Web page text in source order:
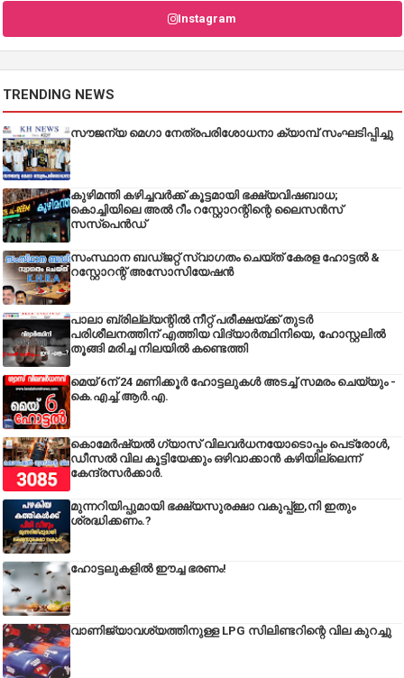
Instagram
TRENDING NEWS
സൗജന്യ മെഗാ നേത്രപരിശോധനാ ക്യാമ്പ് സംഘടിപ്പിച്ചു
കുഴിമന്തി കഴിച്ചവർക്ക് കൂട്ടമായി ഭക്ഷ്യവിഷബാധ;
കൊച്ചിയിലെ അൽ റീം റസ്റ്റോറന്റിന്റെ ലൈസൻസ്
സസ്പെൻഡ്
സംസ്ഥാന ബഡ്‌ജറ്റ് സ്വാഗതം ചെയ്ത് കേരള ഹോട്ടൽ &
റസ്റ്റോറന്റ് അസോസിയേഷൻ
പാലാ ബ്രില്ല്യന്റിൽ നീറ്റ് പരീക്ഷയ്ക്ക് തുടർ
പരിശീലനത്തിന് എത്തിയ വിദ്യാർത്ഥിനിയെ, ഹോസ്റ്റലിൽ
തൂങ്ങി മരിച്ച നിലയിൽ കണ്ടെത്തി
മെയ് 6ന് 24 മണിക്കൂർ ഹോട്ടലുകൾ അടച്ച് സമരം ചെയ്യും -
കെ.എച്ച്.ആർ.എ.
കൊമേർഷ്യൽ ഗ്യാസ് വിലവർധനയോടൊപ്പം പെട്രോൾ,
ഡീസല്‍ വില കൂട്ടിയേക്കും ഒഴിവാക്കാന്‍ കഴിയില്ലെന്ന്
കേന്ദ്രസര്‍ക്കാര്‍.
മുന്നറിയിപ്പുമായി ഭക്ഷ്യസുരക്ഷാ വകുപ്പ്ഇ,നി ഇതും
ശ്രദ്ധിക്കണം.?
ഹോട്ടലുകളിൽ ഈച്ച ഭരണം!
വാണിജ്യാവശ്യത്തിനുള്ള LPG സിലിണ്ടറിന്റെ വില കുറച്ചു